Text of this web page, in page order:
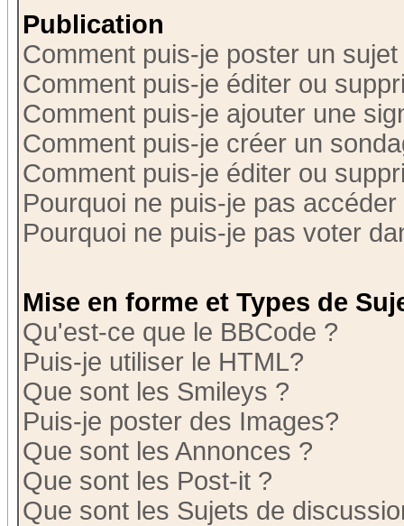
Publication
Comment puis-je poster un
Comment puis-je éditer ou
Comment puis-je ajouter une
Comment puis-je créer un
Comment puis-je éditer ou
Pourquoi ne puis-je pas
Pourquoi ne puis-je pas voter
Mise en forme et Types de
Qu'est-ce que le BBCode ?
Puis-je utiliser le HTML?
Que sont les Smileys ?
Puis-je poster des Images?
Que sont les Annonces ?
Que sont les Post-it ?
Que sont les Sujets de